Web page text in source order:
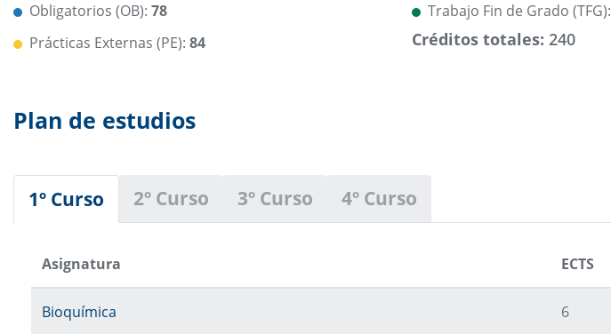
Obligatorios (OB): 78
Prácticas Externas (PE): 84
Trabajo Fin de Grado (TFG):
Créditos totales: 240
Plan de estudios
1º Curso 2º Curso 3º Curso 4º Curso
Asignatura ECTS
Bioquímica 6